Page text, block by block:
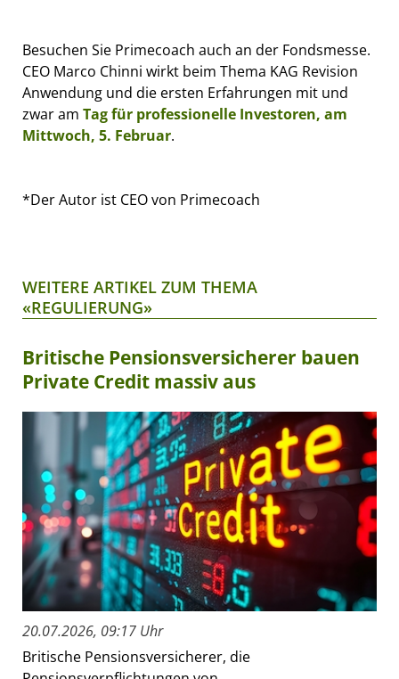
Besuchen Sie Primecoach auch an der Fondsmesse.
CEO Marco Chinni wirkt beim Thema KAG Revision
Anwendung und die ersten Erfahrungen mit und
zwar am Tag für professionelle Investoren, am
Mittwoch, 5. Februar.
*Der Autor ist CEO von Primecoach
WEITERE ARTIKEL ZUM THEMA
«REGULIERUNG»
Britische Pensionsversicherer bauen
Private Credit massiv aus
20.07.2026, 09:17 Uhr
Britische Pensionsversicherer, die